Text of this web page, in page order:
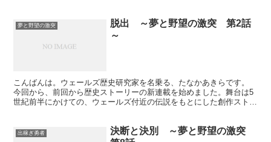
夢と野望の激突
脱出 ～夢と野望の激突 第2話
～
こんばんは。ウェールズ歴史研究家を名乗る、たなかあきらです。
今回から、前回から歴史ストーリーの新連載を始めました。舞台は5
世紀前半にかけての、ウェールズ付近の伝説をもとにした創作ストー
出稼ぎ勇者
決断と決別 ～夢と野望の激突